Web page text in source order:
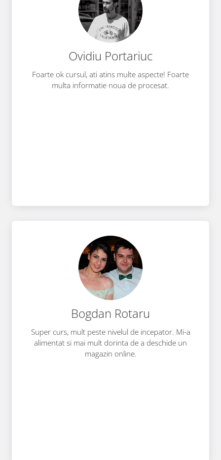
Ovidiu Portariuc
Foarte ok cursul, ati atins multe aspecte! Foarte
multa informatie noua de procesat.
Bogdan Rotaru
Super curs, mult peste nivelul de incepator. Mi-a
alimentat si mai mult dorinta de a deschide un
magazin online.